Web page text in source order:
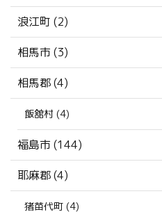
浪江町 (2)
相馬市 (3)
相馬郡 (4)
飯舘村 (4)
福島市 (144)
耶麻郡 (4)
猪苗代町 (4)